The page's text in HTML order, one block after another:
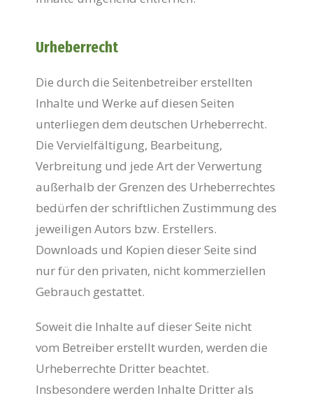
Urheberrecht
Die durch die Seitenbetreiber erstellten
Inhalte und Werke auf diesen Seiten
unterliegen dem deutschen Urheberrecht.
Die Vervielfältigung, Bearbeitung,
Verbreitung und jede Art der Verwertung
außerhalb der Grenzen des Urheberrechtes
bedürfen der schriftlichen Zustimmung des
jeweiligen Autors bzw. Erstellers.
Downloads und Kopien dieser Seite sind
nur für den privaten, nicht kommerziellen
Gebrauch gestattet.
Soweit die Inhalte auf dieser Seite nicht
vom Betreiber erstellt wurden, werden die
Urheberrechte Dritter beachtet.
Insbesondere werden Inhalte Dritter als